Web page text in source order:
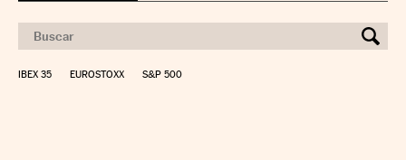
IBEX 35 EUROSTOXX S&P 500